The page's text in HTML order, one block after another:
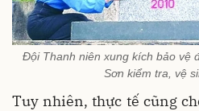
Đội Thanh niên xung kích bảo vệ
Sơn kiểm tra, vệ
Tuy nhiên, thực tế cũng